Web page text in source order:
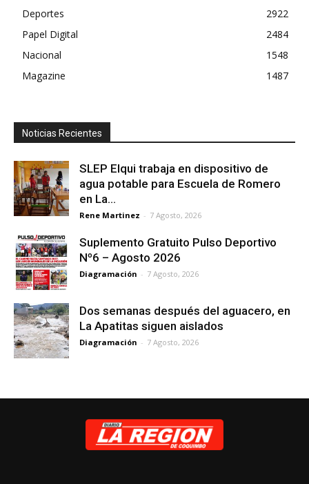
Deportes
2922
Papel Digital
2484
Nacional
1548
Magazine
1487
Noticias Recientes
SLEP Elqui trabaja en dispositivo de
agua potable para Escuela de Romero
en La...
Rene Martinez - 7 Agosto, 2026
Suplemento Gratuito Pulso Deportivo
Nº6 – Agosto 2026
Diagramación - 7 Agosto, 2026
Dos semanas después del aguacero, en
La Apatitas siguen aislados
Diagramación - 7 Agosto, 2026